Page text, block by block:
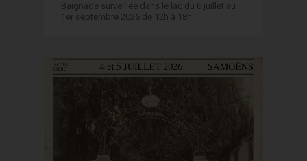
Baignade surveillée dans le lac du 6 juillet au
1er septembre 2026 de 12h à 18h.